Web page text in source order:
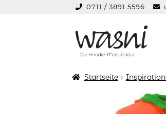
0711 / 3891 5596
Zur
springen
Zum
springen
Startseite